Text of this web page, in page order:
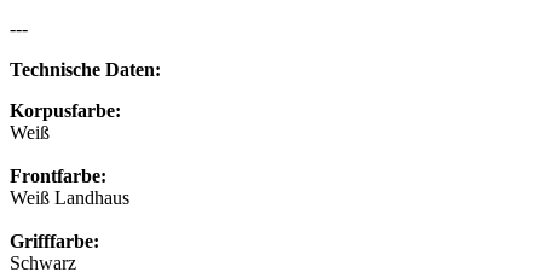
---
Technische Daten:
Korpusfarbe:
Weiß
Frontfarbe:
Weiß Landhaus
Grifffarbe:
Schwarz